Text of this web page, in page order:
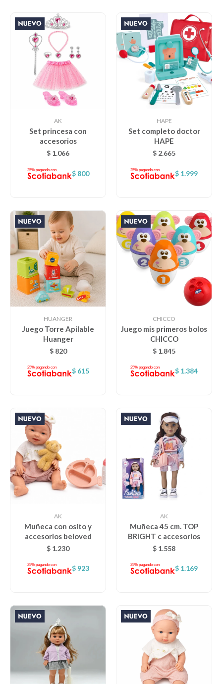
AK
Set princesa con
accesorios
$ 1.066
$ 800
HAPE
Set completo doctor
HAPE
$ 2.665
$ 1.999
HUANGER
Juego Torre Apilable
Huanger
$ 820
$ 615
CHICCO
Juego mis primeros bolos
CHICCO
$ 1.845
$ 1.384
AK
Muñeca con osito y
accesorios beloved
$ 1.230
$ 923
AK
Muñeca 45 cm. TOP
BRIGHT c accesorios
$ 1.558
$ 1.169